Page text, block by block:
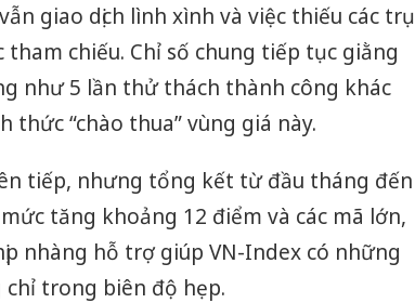
giao dịch lình xình và việc thiếu các trụ
chiếu. Chỉ số chung tiếp tục giằng
như 5 lần thử thách thành công khác
“chào thua” vùng giá này.
tiếp, nhưng tổng kết từ đầu tháng đến
tăng khoảng 12 điểm và các mã lớn,
nhàng hỗ trợ giúp VN-Index có những
chỉ trong biên độ hẹp.